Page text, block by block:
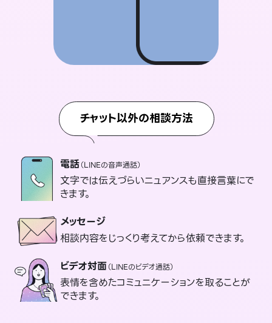
チャット以外の相談方法
電話（LINEの音声通話）
文字では伝えづらいニュアンスも直接言葉にで
きます。
メッセージ
相談内容をじっくり考えてから依頼できます。
ビデオ対面（LINEのビデオ通話）
表情を含めたコミュニケーションを取ることが
できます。